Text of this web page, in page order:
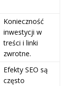
Konieczność
inwestycji w
treści i linki
zwrotne.
Efekty SEO są
często